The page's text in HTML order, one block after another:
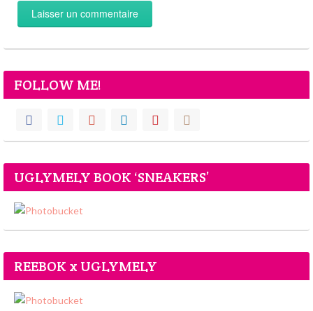
FOLLOW ME!
UGLYMELY BOOK ‘SNEAKERS’
REEBOK x UGLYMELY